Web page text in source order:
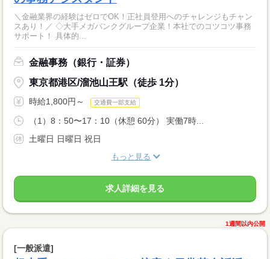
＼金融業界の経験はゼロでOK！正社員登用へのチャレンジもチャン
スあり！／ ◇大手メガバンクグループ企業！本社でのコツコツ事務
サポート！ 具体的...
金融事務（銀行・証券）
東京都港区/溜池山王駅（徒歩 1分）
時給1,800円～ 交通費一部支給
（1）8：50〜17：10（休憩 60分） 実働7時...
土曜日 日曜日 祝日
もっと見る
求人詳細を見る
1週間以内公開
[一般派遣]